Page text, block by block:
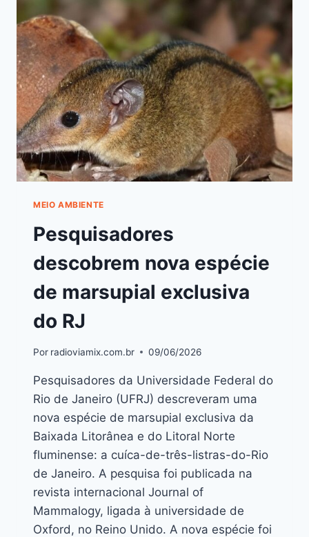
MEIO AMBIENTE
Pesquisadores
descobrem nova espécie
de marsupial exclusiva
do RJ
Por radioviamix.com.br 09/06/2026
Pesquisadores da Universidade Federal do
Rio de Janeiro (UFRJ) descreveram uma
nova espécie de marsupial exclusiva da
Baixada Litorânea e do Litoral Norte
fluminense: a cuíca-de-três-listras-do-Rio
de Janeiro. A pesquisa foi publicada na
revista internacional Journal of
Mammalogy, ligada à universidade de
Oxford, no Reino Unido. A nova espécie foi